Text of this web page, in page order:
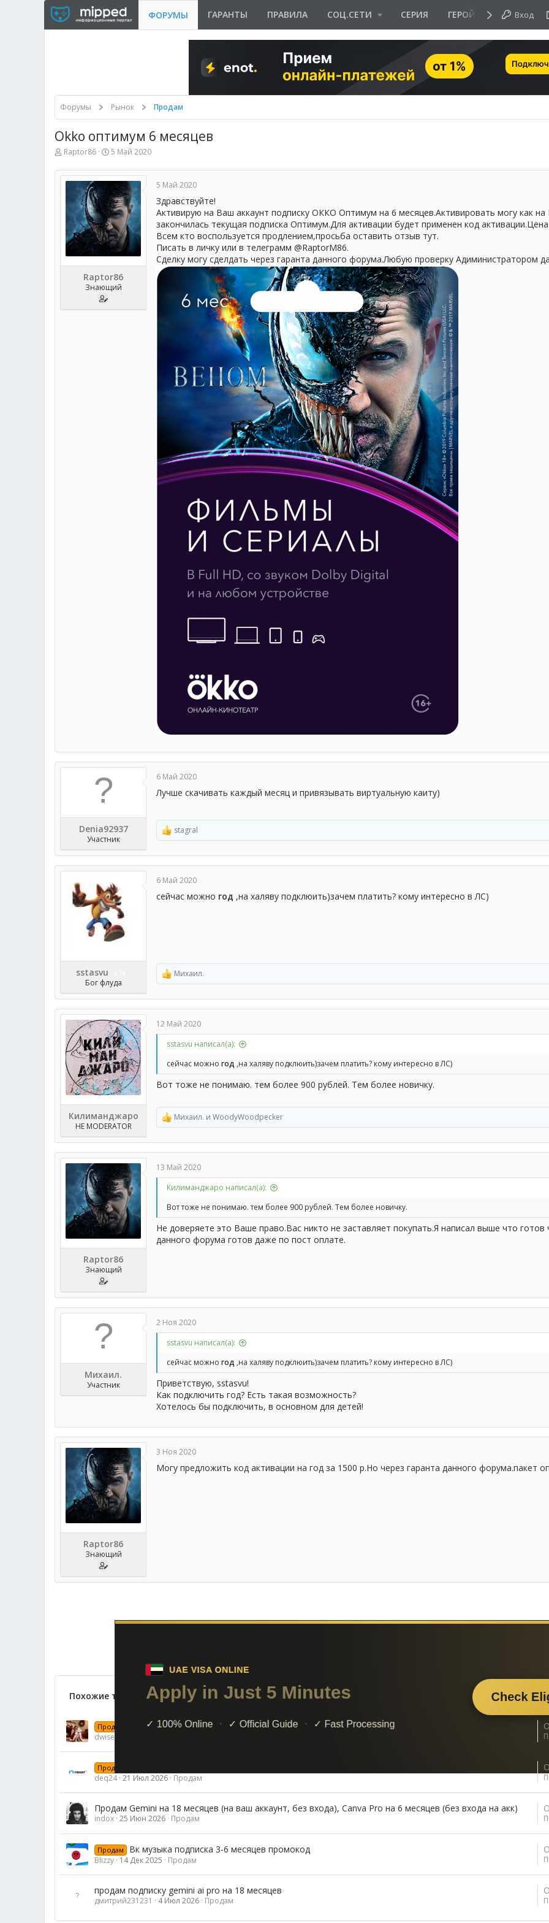
ФОРУМЫ ГАРАНТЫ ПРАВИЛА СОЦ.СЕТИ СЕРИЯ ГЕРОЙ ДНЯ Вход
Форумы Рынок Продам
Okko оптимум 6 месяцев
А
т
о
Raptor86
Д
т
а
н
а
ч
а
л
а
5 Май 2020
Raptor86
Знающий
5 Май 2020
Здравствуйте!
Активирую на Ваш аккаунт подписку ОККО Оптимум на 6 месяцев.Активировать могу как
закончилась текущая подписка Оптимум.Для активации будет применен код
Всем кто воспользуется продлением,просьба оставить отзыв тут.
Писать в личку или в телеграмм @RaptorM86.
Сделку могу сделдать через гаранта данного форума.Любую проверку Адиминистратором
Denia92937
Участник
6 Май 2020
Лучше скачивать каждый месяц и привязывать виртуальную каиту)
Р
е
а
к
и
и
:
stagral
sstasvu
Бог флуда
6 Май 2020
сейчас можно год ,на халяву подклюить)зачем платить? кому интересно в ЛС)
Р
е
а
к
и
и
Михаил.
Килиманджаро
HE MODERATOR
12 Май 2020
sstasvu написал(а):
сейчас можно год ,на халяву подклюить)зачем платить? кому интересно в ЛС)
Вот тоже не понимаю. тем более 900 рублей. Тем более новичку.
Р
е
а
к
и
и
Михаил. и WoodyWoodpecker
Raptor86
Знающий
13 Май 2020
Килиманджаро написал(а):
Вот тоже не понимаю. тем более 900 рублей. Тем более новичку.
Не доверяете это Ваше право.Вас никто не заставляет покупать.Я написал выше что готов
данного форума готов даже по пост оплате.
Михаил.
Участник
2 Ноя 2020
sstasvu написал(а):
сейчас можно год ,на халяву подклюить)зачем платить? кому интересно в ЛС)
Приветствую, sstasvu!
Как подключить год? Есть такая возможность?
Хотелось бы подключить, в основном для детей!
Raptor86
Знающий
3 Ноя 2020
Могу предложить код активации на год за 1500 р.Но через гаранта данного форума.пакет
Похожие темы
Продам Mixx S на 3-6-12 месяцев
dwiseet
Продам
deq24 21 Июл 2026 Продам
Продам Gemini на 18 месяцев (на ваш аккаунт, без входа), Canva Pro на 6 месяцев (без входа на акк)
indox 25 Июн 2026 Продам
Продам Вк музыка подписка 3-6 месяцев промокод
Blizzy 14 Дек 2025 Продам
продам подписку gemini ai pro на 18 месяцев
дмитрий231231 4 Июл 2026 Продам